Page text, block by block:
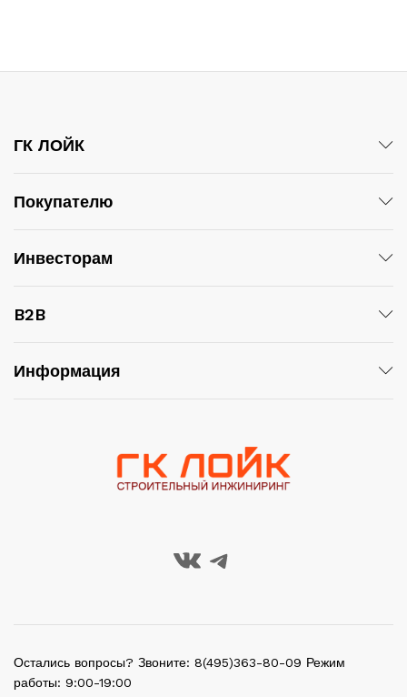
ГК ЛОЙК
Покупателю
Инвесторам
B2B
Информация
Остались вопросы? Звоните: 8(495)363-80-09 Режим
работы: 9:00-19:00